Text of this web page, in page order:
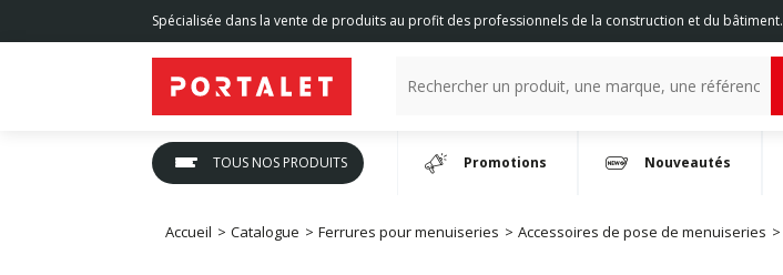
Spécialisée dans la vente de produits au profit des professionnels de la construction et du bâtiment.
TOUS NOS PRODUITS Promotions Nouveautés
Accueil Catalogue Ferrures pour menuiseries Accessoires de pose de menuiseries